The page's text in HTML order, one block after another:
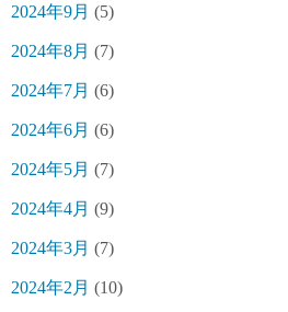
2024年9月 (5)
2024年8月 (7)
2024年7月 (6)
2024年6月 (6)
2024年5月 (7)
2024年4月 (9)
2024年3月 (7)
2024年2月 (10)